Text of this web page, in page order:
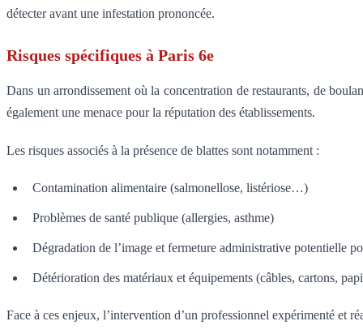
détecter avant une infestation prononcée.
Risques spécifiques à Paris 6e
Dans un arrondissement où la concentration de restaurants, de
également une menace pour la réputation des établissements.
Les risques associés à la présence de blattes sont notamment :
Contamination alimentaire (salmonellose, listériose…)
Problèmes de santé publique (allergies, asthme)
Dégradation de l’image et fermeture administrative potentielle
Détérioration des matériaux et équipements (câbles, cartons,
Face à ces enjeux, l’intervention d’un professionnel expérimenté et